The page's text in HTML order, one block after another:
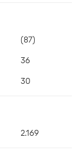
(87)
36
30
2.169